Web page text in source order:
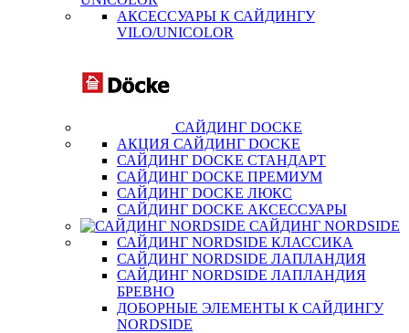
АКСЕССУАРЫ К САЙДИНГУ
VILO/UNICOLOR
САЙДИНГ DOCKE
АКЦИЯ САЙДИНГ DOCKE
САЙДИНГ DOCKE СТАНДАРТ
САЙДИНГ DOCKE ПРЕМИУМ
САЙДИНГ DOCKE ЛЮКС
САЙДИНГ DOCKE АКСЕССУАРЫ
САЙДИНГ NORDSIDE
САЙДИНГ NORDSIDE КЛАССИКА
САЙДИНГ NORDSIDE ЛАПЛАНДИЯ
САЙДИНГ NORDSIDE ЛАПЛАНДИЯ
БРЕВНО
ДОБОРНЫЕ ЭЛЕМЕНТЫ К САЙДИНГУ
NORDSIDE